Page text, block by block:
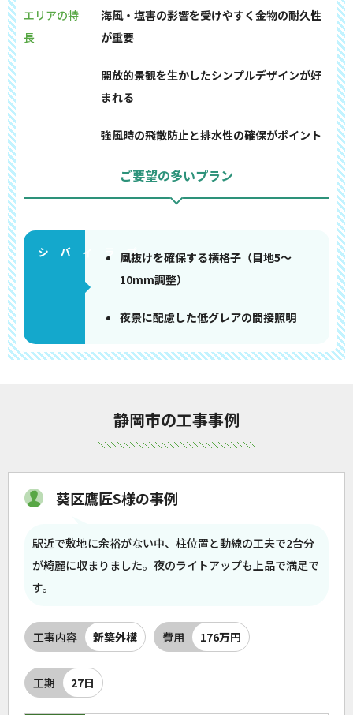
エリアの特
長
海風・塩害の影響を受けやすく金物の耐久性
が重要
開放的景観を生かしたシンプルデザインが好
まれる
強風時の飛散防止と排水性の確保がポイント
ご要望の多いプラン
風抜けを確保する横格子（目地5〜
10mm調整）
夜景に配慮した低グレアの間接照明
静岡市の工事事例
葵区鷹匠S様の事例
駅近で敷地に余裕がない中、柱位置と動線の工夫で2台分
が綺麗に収まりました。夜のライトアップも上品で満足で
す。
工事内容 新築外構 費用 176万円
工期 27日